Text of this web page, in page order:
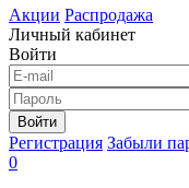
Акции Распродажа
Личный кабинет
Войти
Войти
Регистрация Забыли
0